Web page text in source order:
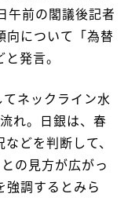
午前の閣議後記者
向について「為替
発言。
ネックライン水
れ。日銀は、春
どを判断して、
の見方が広がっ
強調するとみら